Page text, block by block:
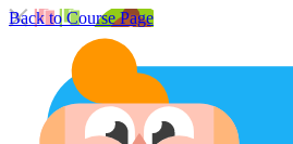
Back to Course Page